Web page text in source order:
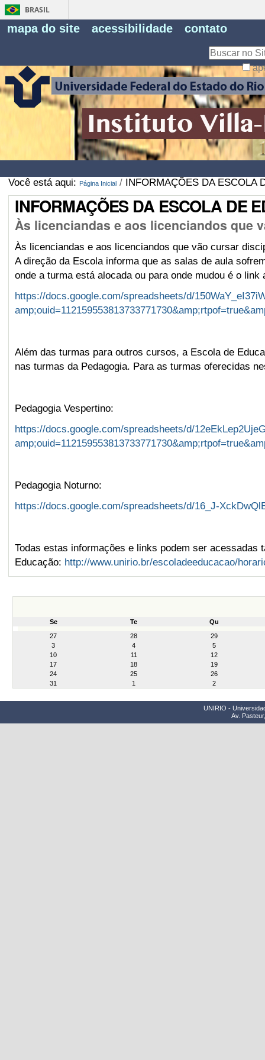
BRASIL
mapa do site acessibilidade contato
Você está aqui: Página Inicial / INFORMAÇÕES DA ESCOLA
INFORMAÇÕES DA ESCOLA DE
Às licenciandas e aos licenciandos que
Às licenciandas e aos licenciandos que vão cursar
A direção da Escola informa que as salas de aula
onde a turma está alocada ou para onde mudou é o
https://docs.google.com/spreadsheets/d/
Além das turmas para outros cursos, a Escola de
nas turmas da Pedagogia. Para as turmas oferecidas
Pedagogia Vespertino:
https://docs.google.com/spreadsheets/d/
Pedagogia Noturno:
https://docs.google.com/spreadsheets/d/16_J-
Todas estas informações e links podem ser acessadas
Educação: http://www.unirio.br/escoladeeducacao/
Se Te
Qu
27
28
29
3
4
5
10
11
12
17
18
19
24
25
26
31
1 2
UNIRIO -
Av.